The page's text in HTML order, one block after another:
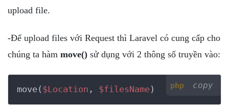
upload file.
-Để upload files với Request thì Laravel có cung cấp cho
chúng ta hàm move() sử dụng với 2 thông số truyền vào:
php copy
move( $Location , $filesName)